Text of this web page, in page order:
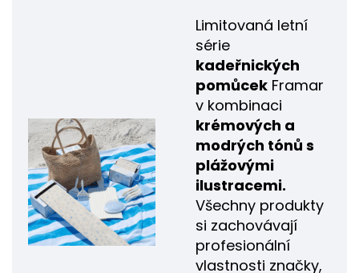
Limitovaná letní
série
kadeřnických
pomůcek Framar
v kombinaci
krémových a
modrých tónů s
plážovými
ilustracemi.
Všechny produkty
si zachovávají
profesionální
vlastnosti značky,